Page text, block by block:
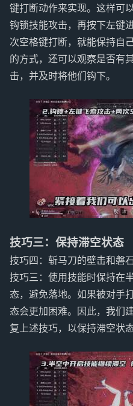
键打断动作来实现。这样可
钩锁技能攻击，再按下左键
次空格键打断，就能保持自
的方式，还可以观察是否有
击，并及时将他们钩下。
技巧三：保持滞空状态
技巧四：斩马刀的壁击和磐
技巧三：使用技能时保持在
态，避免落地。如果被对手
态会更加困难。因此，我们
复上述技巧，以保持滞空状态